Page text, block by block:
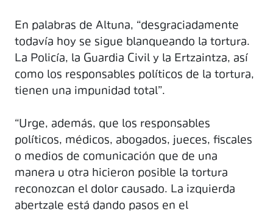
En palabras de Altuna, “desgraciadamente
todavía hoy se sigue blanqueando la tortura.
La Policía, la Guardia Civil y la Ertzaintza, así
como los responsables políticos de la tortura,
tienen una impunidad total”.
“Urge, además, que los responsables
políticos, médicos, abogados, jueces, fiscales
o medios de comunicación que de una
manera u otra hicieron posible la tortura
reconozcan el dolor causado. La izquierda
abertzale está dando pasos en el